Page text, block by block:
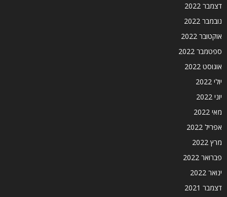
דצמבר 2022
נובמבר 2022
אוקטובר 2022
ספטמבר 2022
אוגוסט 2022
יולי 2022
יוני 2022
מאי 2022
אפריל 2022
מרץ 2022
פברואר 2022
ינואר 2022
דצמבר 2021